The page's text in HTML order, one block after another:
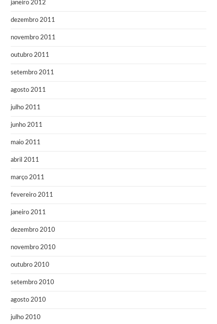
janeiro 2012
dezembro 2011
novembro 2011
outubro 2011
setembro 2011
agosto 2011
julho 2011
junho 2011
maio 2011
abril 2011
março 2011
fevereiro 2011
janeiro 2011
dezembro 2010
novembro 2010
outubro 2010
setembro 2010
agosto 2010
julho 2010